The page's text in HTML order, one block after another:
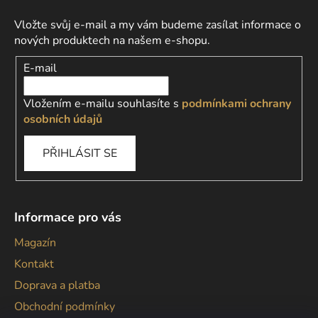
Vložte svůj e-mail a my vám budeme zasílat informace o
nových produktech na našem e-shopu.
E-mail
Vložením e-mailu souhlasíte s podmínkami ochrany
osobních údajů
PŘIHLÁSIT SE
Informace pro vás
Magazín
Kontakt
Doprava a platba
Obchodní podmínky